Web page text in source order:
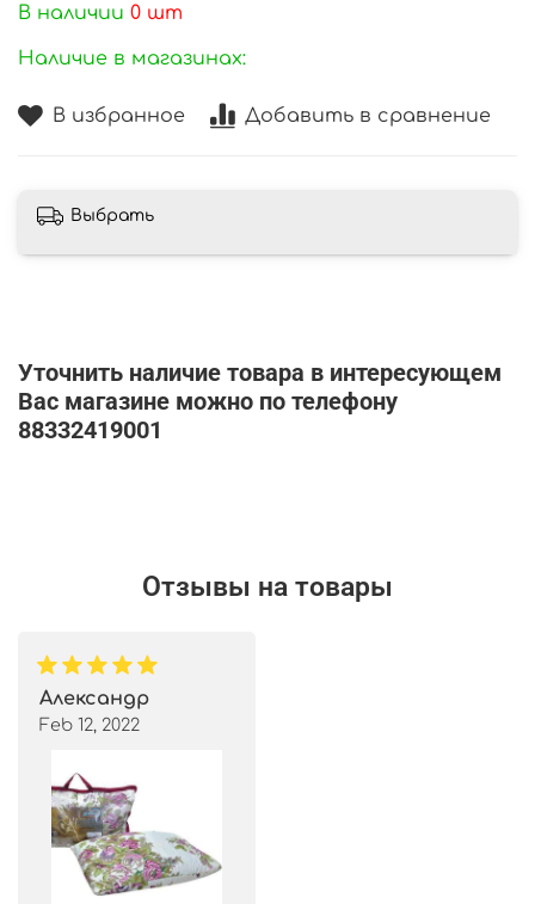
В избранное Добавить в сравнение
В наличии 0 шт
Наличие в магазинах:
Выбрать
Уточнить наличие товара в интересующем
Вас магазине можно по телефону
88332419001
Отзывы на товары
Александр
Feb 12, 2022